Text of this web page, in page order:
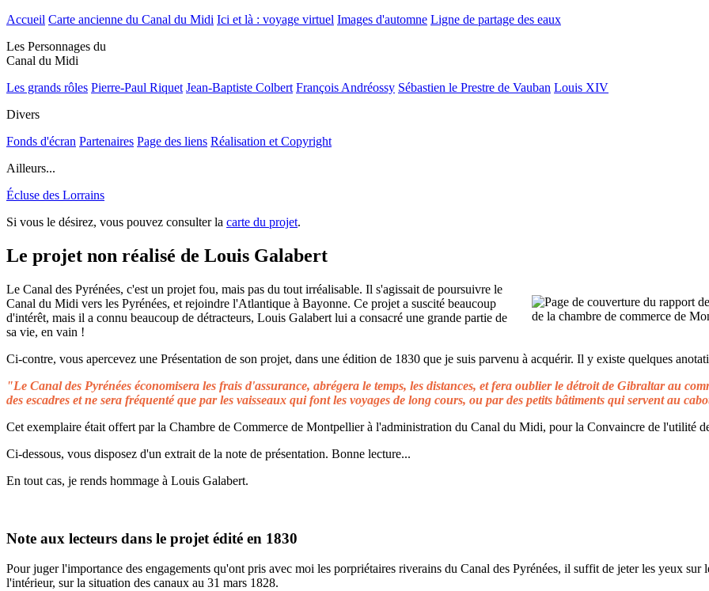
Accueil Carte ancienne du Canal du Midi Ici et là : voyage virtuel Images d'automne Ligne de partage des eaux
Les Personnages du
Canal du Midi
Les grands rôles Pierre-Paul Riquet Jean-Baptiste Colbert François Andréossy Sébastien le Prestre de Vauban Louis XIV
Divers
Fonds d'écran Partenaires Page des liens Réalisation et Copyright
Ailleurs...
Écluse des Lorrains
Si vous le désirez, vous pouvez consulter la carte du projet.
Le projet non réalisé de Louis Galabert
Le Canal des Pyrénées, c'est un projet fou, mais pas du tout irréalisable. Il s'agissait de poursuivre le
Canal du Midi vers les Pyrénées, et rejoindre l'Atlantique à Bayonne. Ce projet a suscité beaucoup
d'intérêt, mais il a connu beaucoup de détracteurs, Louis Galabert lui a consacré une grande partie de
sa vie, en vain !
Ci-contre, vous apercevez une Présentation de son projet, dans une édition de 1830 que je suis parvenu à acquérir. Il y existe quelques
"Le Canal des Pyrénées économisera les frais d'assurance, abrégera le temps, les distances, et fera oublier le détroit de Gibraltar au
des escadres et ne sera fréquenté que par les vaisseaux qui font les voyages de long cours, ou par des petits bâtiments qui servent au
Cet exemplaire était offert par la Chambre de Commerce de Montpellier à l'administration du Canal du Midi, pour la Convaincre de l'utilité
Ci-dessous, vous disposez d'un extrait de la note de présentation. Bonne lecture...
En tout cas, je rends hommage à Louis Galabert.
Note aux lecteurs dans le projet édité en 1830
Pour juger l'importance des engagements qu'ont pris avec moi les porpriétaires riverains du Canal des Pyrénées, il suffit de jeter les yeux
l'intérieur, sur la situation des canaux au 31 mars 1828.